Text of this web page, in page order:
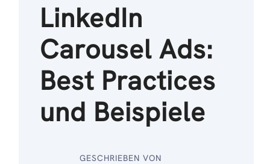
LinkedIn
Carousel Ads:
Best Practices
und Beispiele
GESCHRIEBEN VON